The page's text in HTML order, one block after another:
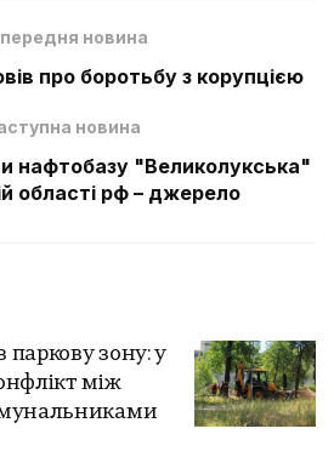
новина
про боротьбу з корупцією
новина
нафтобазу "Великолукська"
області рф – джерело
паркову зону: у
між